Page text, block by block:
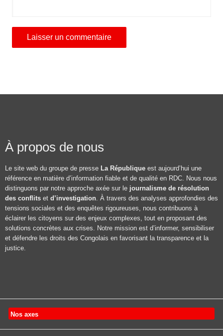
À propos de nous
Le site web du groupe de presse La République est aujourd’hui une
référence en matière d’information fiable et de qualité en RDC. Nous nous
distinguons par notre approche axée sur le journalisme de résolution
des conflits et d’investigation. À travers des analyses approfondies des
tensions sociales et des enquêtes rigoureuses, nous contribuons à
éclairer les citoyens sur des enjeux complexes, tout en proposant des
solutions concrètes aux crises. Notre mission est d’informer, sensibiliser
et défendre les droits des Congolais en favorisant la transparence et la
justice.
Nos axes